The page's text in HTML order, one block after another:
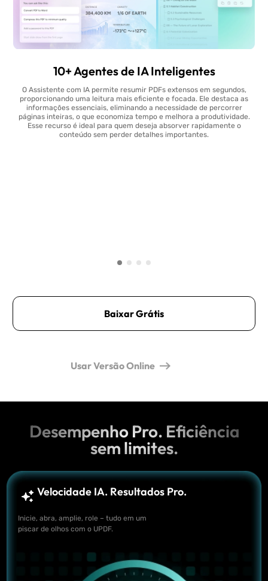
10+ Agentes de IA Inteligentes
O Assistente com IA permite resumir PDFs extensos em segundos,
proporcionando uma leitura mais eficiente e focada. Ele destaca as
informações essenciais, eliminando a necessidade de percorrer
páginas inteiras, o que economiza tempo e melhora a produtividade.
Esse recurso é ideal para quem deseja absorver rapidamente o
conteúdo sem perder detalhes importantes.
Baixar Grátis
Usar Versão Online
Desempenho Pro. Eficiência
sem limites.
Velocidade IA. Resultados Pro.
Inicie, abra, amplie, role – tudo em um
piscar de olhos com o UPDF.